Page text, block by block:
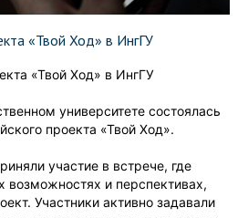
«Твой Ход» в ИнгГУ
«Твой Ход» в ИнгГУ
университете состоялась
проекта «Твой Ход».
участие в встрече, где
возможностях и перспективах,
Участники активно задавали